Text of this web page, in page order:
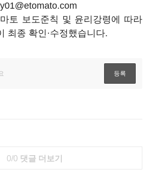
토 보도준칙 및 윤리강령에 따라
최종 확인·수정했습니다.
0/0 댓글 더보기